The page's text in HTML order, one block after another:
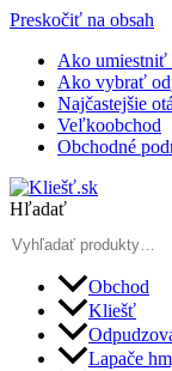
Preskočiť na obsah
Ako umiestniť
Ako vybrať
Najčastejšie
Veľkoobchod
Obchodné
Hľadať
Obchod
Kliešť
Lapače